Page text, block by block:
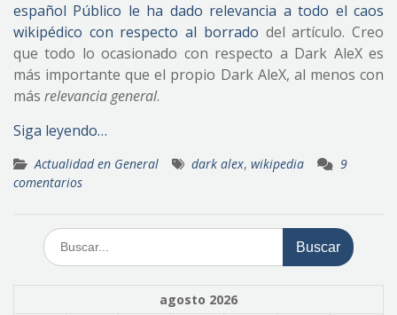
español Público le ha dado relevancia a todo el caos
wikipédico con respecto al borrado del artículo. Creo
que todo lo ocasionado con respecto a Dark AleX es
más importante que el propio Dark AleX, al menos con
más relevancia general.
Siga leyendo…
Actualidad en General dark alex, wikipedia
9
comentarios
Buscar:
agosto 2026